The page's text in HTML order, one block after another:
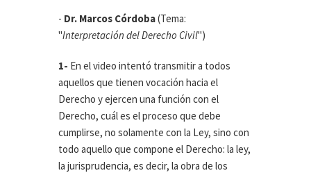
- Dr. Marcos Córdoba(Tema:
"Interpretación del Derecho Civil")
1- En el video intentó transmitir a todos
aquellos que tienen vocación hacia el
Derecho y ejercen una función con el
Derecho, cuál es el proceso que debe
cumplirse, no solamente con la Ley, sino con
todo aquello que compone el Derecho: la ley,
la jurisprudencia, es decir, la obra de los